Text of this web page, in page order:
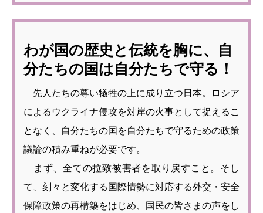
わが国の歴史と伝統を胸に、自
分たちの国は自分たちで守る！
先人たちの尊い犠牲の上に成り立つ日本。ロシア
によるウクライナ侵攻を対岸の火事として捉えるこ
となく、自分たちの国を自分たちで守るための政策
議論の積み重ねが必要です。
まず、全ての拉致被害者を取り戻すこと。そし
て、刻々と変化する国際情勢に対応する外交・安全
保障政策の再構築をはじめ、国民の皆さまの声をし